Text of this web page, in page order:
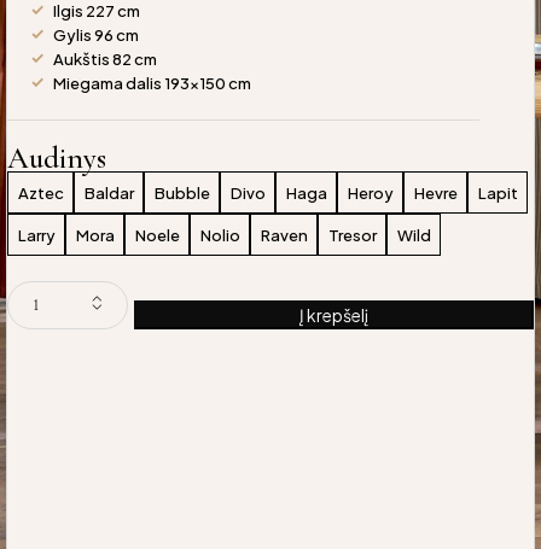
Ilgis 227 cm
Gylis 96 cm
Aukštis 82 cm
Miegama dalis 193×150 cm
Audinys
Aztec Baldar Bubble Divo Haga Heroy Hevre Lapit
Larry Mora Noele Nolio Raven Tresor Wild
Į krepšelį